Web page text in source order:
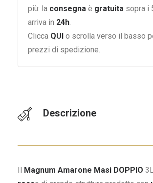
più: la consegna è gratuita sopra i
arriva in 24h.
Clicca QUI o scrolla verso il basso
prezzi di spedizione.
Descrizione
Il Magnum Amarone Masi DOPPIO